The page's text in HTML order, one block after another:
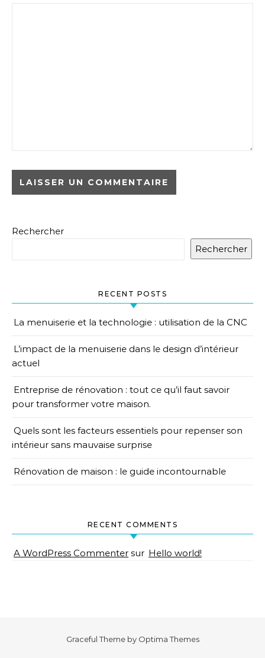
Rechercher
Rechercher
RECENT POSTS
La menuiserie et la technologie : utilisation de la CNC
L’impact de la menuiserie dans le design d’intérieur
actuel
Entreprise de rénovation : tout ce qu’il faut savoir
pour transformer votre maison.
Quels sont les facteurs essentiels pour repenser son
intérieur sans mauvaise surprise
Rénovation de maison : le guide incontournable
RECENT COMMENTS
A WordPress Commenter sur Hello world!
Graceful Theme by Optima Themes